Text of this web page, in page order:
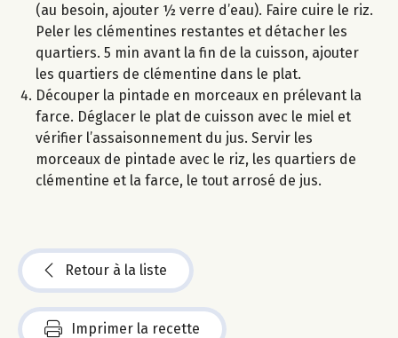
(au besoin, ajouter ½ verre d’eau). Faire cuire le riz.
Peler les clémentines restantes et détacher les
quartiers. 5 min avant la fin de la cuisson, ajouter
les quartiers de clémentine dans le plat.
Découper la pintade en morceaux en prélevant la
farce. Déglacer le plat de cuisson avec le miel et
vérifier l’assaisonnement du jus. Servir les
morceaux de pintade avec le riz, les quartiers de
clémentine et la farce, le tout arrosé de jus.
Retour à la liste
Imprimer la recette